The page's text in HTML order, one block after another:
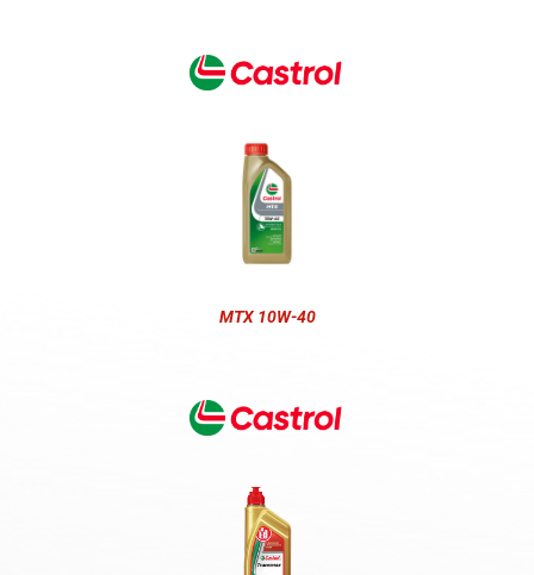
MTX 10W-40